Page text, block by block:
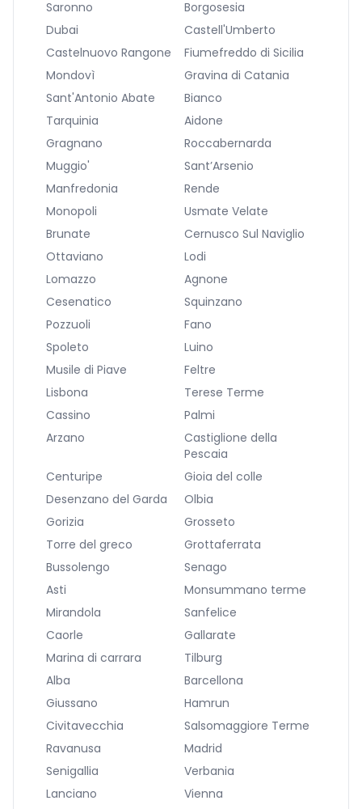
Saronno
Borgosesia
Dubai
Castell'Umberto
Castelnuovo Rangone
Fiumefreddo di Sicilia
Mondovì
Gravina di Catania
Sant'Antonio Abate
Bianco
Tarquinia
Aidone
Gragnano
Roccabernarda
Muggio'
Sant’Arsenio
Manfredonia
Rende
Monopoli
Usmate Velate
Brunate
Cernusco Sul Naviglio
Ottaviano
Lodi
Lomazzo
Agnone
Cesenatico
Squinzano
Pozzuoli
Fano
Spoleto
Luino
Musile di Piave
Feltre
Lisbona
Terese Terme
Cassino
Palmi
Arzano
Castiglione della
Pescaia
Centuripe
Gioia del colle
Desenzano del Garda
Olbia
Gorizia
Grosseto
Torre del greco
Grottaferrata
Bussolengo
Senago
Asti
Monsummano terme
Mirandola
Sanfelice
Caorle
Gallarate
Marina di carrara
Tilburg
Alba
Barcellona
Giussano
Hamrun
Civitavecchia
Salsomaggiore Terme
Ravanusa
Madrid
Senigallia
Verbania
Lanciano
Vienna